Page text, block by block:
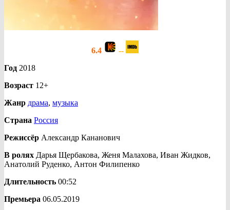
6.4
--
Год 2018
Возраст 12+
Жанр драма, музыка
Страна Россия
Режиссёр Александр Кананович
В ролях Дарья Щербакова, Женя Малахова, Иван Жидков,
Анатолий Руденко, Антон Филипенко
Длительность 00:52
Премьера 06.05.2019